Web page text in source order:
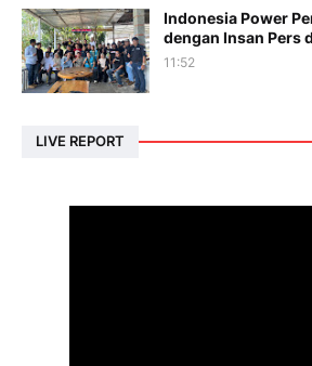
Indonesia Power
dengan Insan Pers
11:52
LIVE REPORT